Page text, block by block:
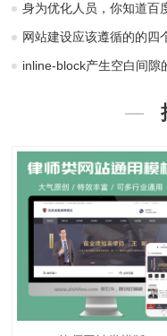
身为优化人员，你知道百
网站建设应该遵循的的四
inline-block产生空白间隙